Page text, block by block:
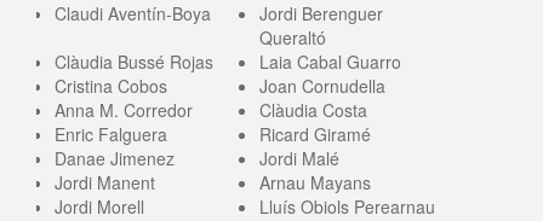
Claudi Aventín-Boya
Jordi Berenguer
Queraltó
Clàudia Bussé Rojas
Laia Cabal Guarro
Cristina Cobos
Joan Cornudella
Anna M. Corredor
Clàudia Costa
Enric Falguera
Ricard Giramé
Danae Jimenez
Jordi Malé
Jordi Manent
Arnau Mayans
Jordi Morell
Lluís Obiols Perearnau